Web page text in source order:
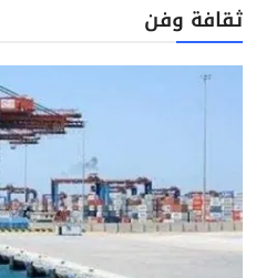
ثقافة وفن